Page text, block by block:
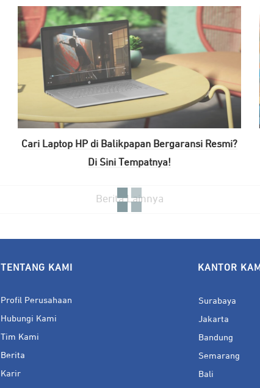
Cari Laptop HP di Balikpapan Bergaransi Resmi?
Di Sini Tempatnya!
Berita Lainnya
TENTANG KAMI
Profil Perusahaan
Hubungi Kami
Tim Kami
Berita
Karir
KANTOR KAMI
Surabaya
Jakarta
Bandung
Semarang
Bali